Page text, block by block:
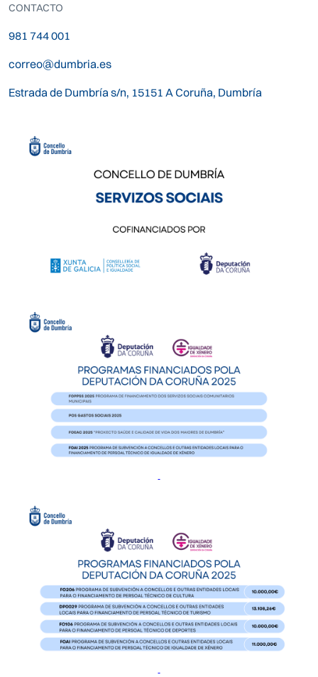
CONTACTO
981 744 001
correo@dumbria.es
Estrada de Dumbría s/n, 15151 A Coruña, Dumbría